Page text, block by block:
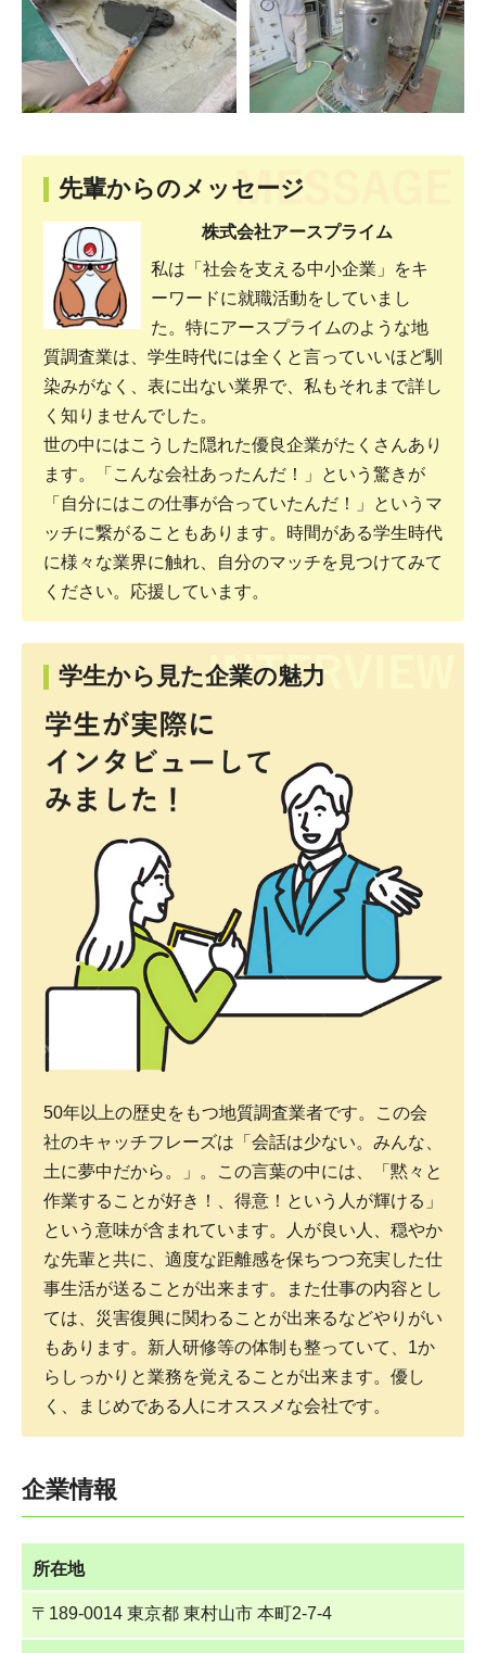
先輩からのメッセージ
株式会社アースプライム
私は「社会を支える中小企業」をキ
ーワードに就職活動をしていまし
た。特にアースプライムのような地
質調査業は、学生時代には全くと言っていいほど馴
染みがなく、表に出ない業界で、私もそれまで詳し
く知りませんでした。
世の中にはこうした隠れた優良企業がたくさんあり
ます。「こんな会社あったんだ！」という驚きが
「自分にはこの仕事が合っていたんだ！」というマ
ッチに繋がることもあります。時間がある学生時代
に様々な業界に触れ、自分のマッチを見つけてみて
ください。応援しています。
学生から見た企業の魅力
50年以上の歴史をもつ地質調査業者です。この会
社のキャッチフレーズは「会話は少ない。みんな、
土に夢中だから。」。この言葉の中には、「黙々と
作業することが好き！、得意！という人が輝ける」
という意味が含まれています。人が良い人、穏やか
な先輩と共に、適度な距離感を保ちつつ充実した仕
事生活が送ることが出来ます。また仕事の内容とし
ては、災害復興に関わることが出来るなどやりがい
もあります。新人研修等の体制も整っていて、1か
らしっかりと業務を覚えることが出来ます。優し
く、まじめである人にオススメな会社です。
企業情報
所在地
〒189-0014 東京都 東村山市 本町2-7-4